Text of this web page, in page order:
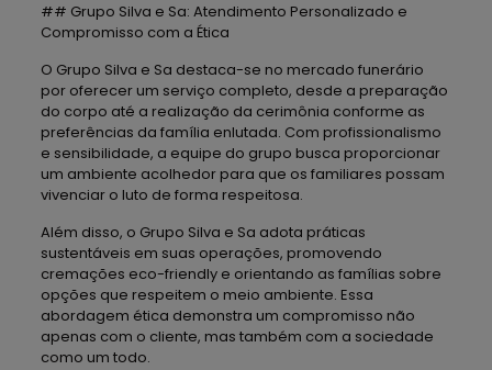
## Grupo Silva e Sa: Atendimento Personalizado e
Compromisso com a Ética
O Grupo Silva e Sa destaca-se no mercado funerário
por oferecer um serviço completo, desde a preparação
do corpo até a realização da cerimônia conforme as
preferências da família enlutada. Com profissionalismo
e sensibilidade, a equipe do grupo busca proporcionar
um ambiente acolhedor para que os familiares possam
vivenciar o luto de forma respeitosa.
Além disso, o Grupo Silva e Sa adota práticas
sustentáveis em suas operações, promovendo
cremações eco-friendly e orientando as famílias sobre
opções que respeitem o meio ambiente. Essa
abordagem ética demonstra um compromisso não
apenas com o cliente, mas também com a sociedade
como um todo.